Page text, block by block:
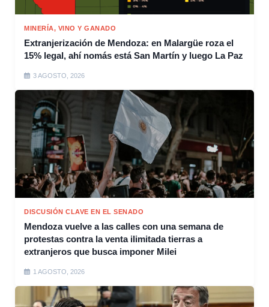
MINERÍA, VINO Y GANADO
Extranjerización de Mendoza: en Malargüe roza el
15% legal, ahí nomás está San Martín y luego La Paz
3 AGOSTO, 2026
DISCUSIÓN CLAVE EN EL SENADO
Mendoza vuelve a las calles con una semana de
protestas contra la venta ilimitada tierras a
extranjeros que busca imponer Milei
1 AGOSTO, 2026